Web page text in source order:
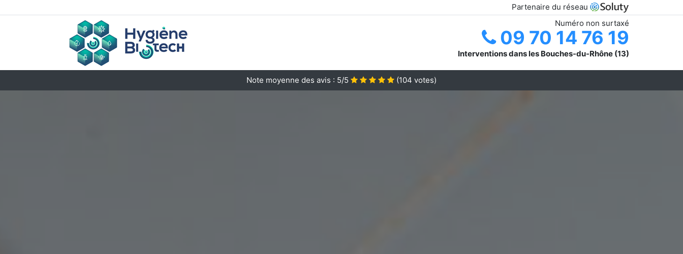
Partenaire du réseau
Numéro non surtaxé
09 70 14 76 19
Interventions dans les Bouches-du-Rhône (13)
Note moyenne des avis : 5/5 (104 votes)